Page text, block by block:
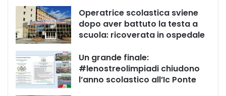
Operatrice scolastica sviene
dopo aver battuto la testa a
scuola: ricoverata in ospedale
Un grande finale:
#lenostreolimpiadi chiudono
l’anno scolastico all’Ic Ponte